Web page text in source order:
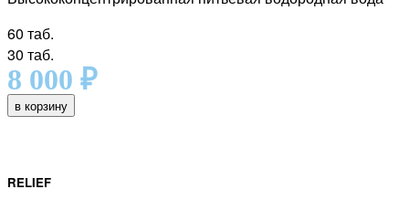
60 таб.
30 таб.
8 000 ₽
в корзину
RELIEF